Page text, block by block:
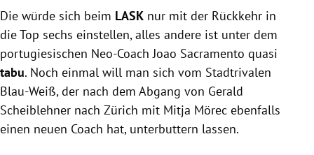
Die würde sich beim LASK nur mit der Rückkehr in
die Top sechs einstellen, alles andere ist unter dem
portugiesischen Neo-Coach Joao Sacramento quasi
tabu. Noch einmal will man sich vom Stadtrivalen
Blau-Weiß, der nach dem Abgang von Gerald
Scheiblehner nach Zürich mit Mitja Mörec ebenfalls
einen neuen Coach hat, unterbuttern lassen.